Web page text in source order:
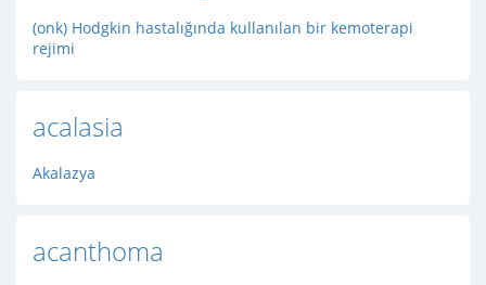
(onk) Hodgkin hastalığında kullanılan bir kemoterapi
rejimi
acalasia
Akalazya
acanthoma